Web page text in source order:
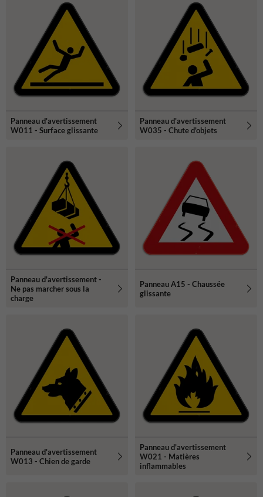
Panneau d'avertissement
W011 - Surface glissante
Panneau d'avertissement
W035 - Chute d'objets
Panneau d'avertissement -
Ne pas marcher sous la
charge
Panneau A15 - Chaussée
glissante
Panneau d'avertissement
W013 - Chien de garde
Panneau d'avertissement
W021 - Matières
inflammables